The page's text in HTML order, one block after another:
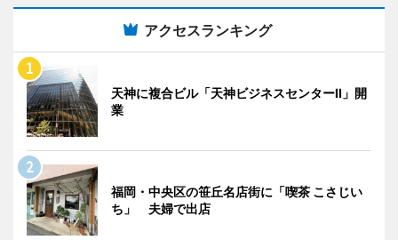
アクセスランキング
天神に複合ビル「天神ビジネスセンターII」開
業
福岡・中央区の笹丘名店街に「喫茶 こさじい
ち」 夫婦で出店